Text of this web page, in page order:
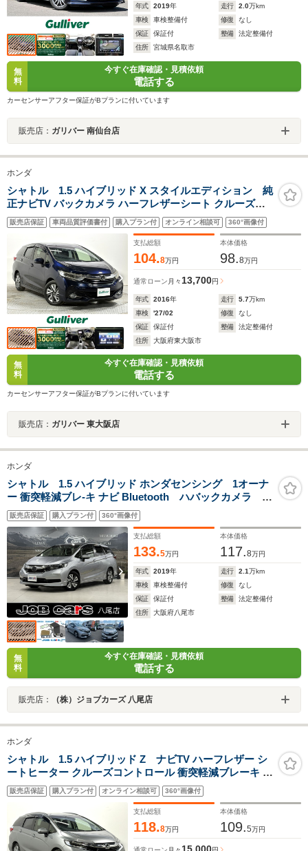
年式 2019年 走行 2.0万km
車検
車検整備付 修復
なし
保証
保証付 整備
法定整備付
住所
宮城県名取市
無
料
今すぐ在庫確認・見積依頼
電話する
カーセンサーアフター保証がBプランに付いています
販売店： ガリバー 南仙台店
ホンダ
シャトル 1.5 ハイブリッド X スタイルエディション 純
正ナビTV バックカメラ ハーフレザーシート クルーズコ
ントロール 衝突軽減ブレーキ スマートキー プッシュスタ
ート オートライト LEDヘッドライト ドライブレコーダー
ETC
販売店保証 車両品質評価書付 購入プラン付 オンライン相談可 360°画像付
支払総額
104.8万円
本体価格
98.8万円
通常ローン 月々 13,700円
年式 2016年 走行 5.7万km
車検
'27/02 修復
なし
保証
保証付 整備
法定整備付
住所
大阪府東大阪市
無
料
今すぐ在庫確認・見積依頼
電話する
カーセンサーアフター保証がBプランに付いています
販売店： ガリバー 東大阪店
ホンダ
シャトル 1.5 ハイブリッド ホンダセンシング 1オーナ
ー 衝突軽減ブレ-キ ナビ Bluetooth ハバックカメラ エ
ンジンプッシュスタート スマートキー クルーズコン
トロール 前後ドライブレコーダー プライバシーガラ
ス ETC 電動格納ミラー
販売店保証 購入プラン付 360°画像付
支払総額
133.5万円
本体価格
117.8万円
年式 2019年 走行 2.1万km
車検
車検整備付 修復
なし
保証
保証付 整備
法定整備付
住所
大阪府八尾市
無
料
今すぐ在庫確認・見積依頼
電話する
販売店： （株）ジョブカーズ 八尾店
ホンダ
シャトル 1.5 ハイブリッド Z ナビTV ハーフレザー シ
ートヒーター クルーズコントロール 衝突軽減ブレーキ オ
ートライト LEDヘッドライト スマートキー プッシュスタ
ート オートエアコン ドライブレコーダー ETC
販売店保証 購入プラン付 オンライン相談可 360°画像付
支払総額
118.8万円
本体価格
109.5万円
15,000